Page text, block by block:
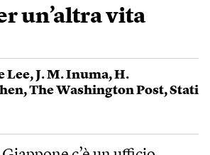
un’altra vita
Lee,J. M. Inuma,H.
,The Washington Post,Stati